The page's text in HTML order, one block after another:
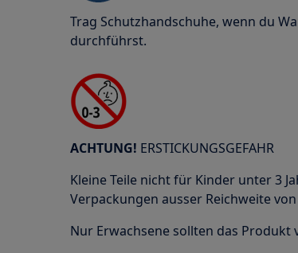
Trag Schutzhandschuhe, wenn du
durchführst.
ACHTUNG! ERSTICKUNGSGEFAHR
Kleine Teile nicht für Kinder unter 3
Verpackungen ausser Reichweite
Nur Erwachsene sollten das